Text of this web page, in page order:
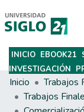
Subir
INICIO EBOOK21
INVESTIGACIÓN
Inicio
Trabajos